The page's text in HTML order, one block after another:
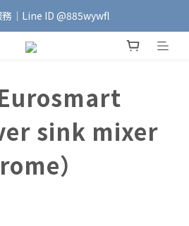
即享$100元購物金🛍️
務｜Line ID @885wywfl
官方Line ID @746aztjp
sink mixer
）